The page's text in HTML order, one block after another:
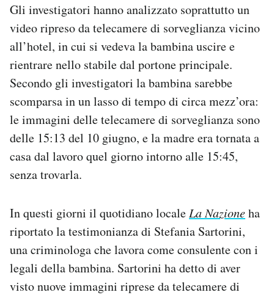
Gli investigatori hanno analizzato soprattutto un
video ripreso da telecamere di sorveglianza vicino
all’hotel, in cui si vedeva la bambina uscire e
rientrare nello stabile dal portone principale.
Secondo gli investigatori la bambina sarebbe
scomparsa in un lasso di tempo di circa mezz’ora:
le immagini delle telecamere di sorveglianza sono
delle 15:13 del 10 giugno, e la madre era tornata a
casa dal lavoro quel giorno intorno alle 15:45,
senza trovarla.
In questi giorni il quotidiano locale La Nazioneha
riportato la testimonianza di Stefania Sartorini,
una criminologa che lavora come consulente con i
legali della bambina. Sartorini ha detto di aver
visto nuove immagini riprese da telecamere di